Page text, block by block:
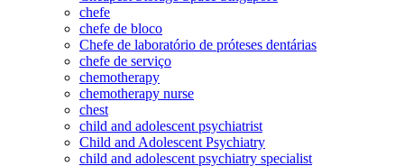
chefe
chefe de bloco
Chefe de laboratório de próteses dentárias
chefe de serviço
chemotherapy
chemotherapy nurse
chest
child and adolescent psychiatrist
Child and Adolescent Psychiatry
child and adolescent psychiatry specialist